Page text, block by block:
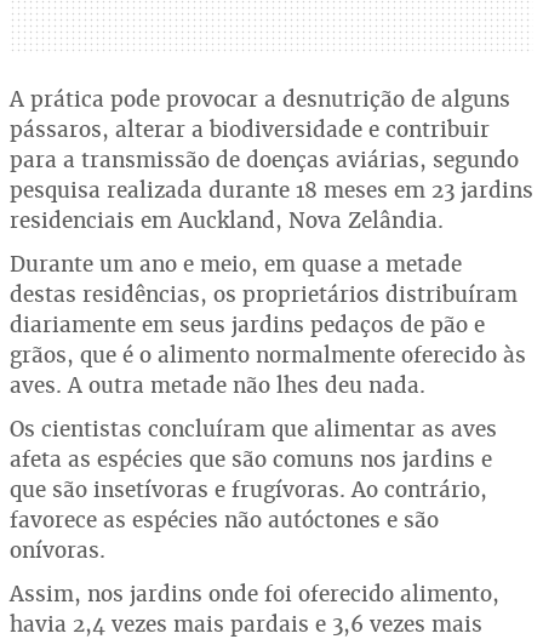
A prática pode provocar a desnutrição de alguns
pássaros, alterar a biodiversidade e contribuir
para a transmissão de doenças aviárias, segundo
pesquisa realizada durante 18 meses em 23 jardins
residenciais em Auckland, Nova Zelândia.
Durante um ano e meio, em quase a metade
destas residências, os proprietários distribuíram
diariamente em seus jardins pedaços de pão e
grãos, que é o alimento normalmente oferecido às
aves. A outra metade não lhes deu nada.
Os cientistas concluíram que alimentar as aves
afeta as espécies que são comuns nos jardins e
que são insetívoras e frugívoras. Ao contrário,
favorece as espécies não autóctones e são
onívoras.
Assim, nos jardins onde foi oferecido alimento,
havia 2,4 vezes mais pardais e 3,6 vezes mais